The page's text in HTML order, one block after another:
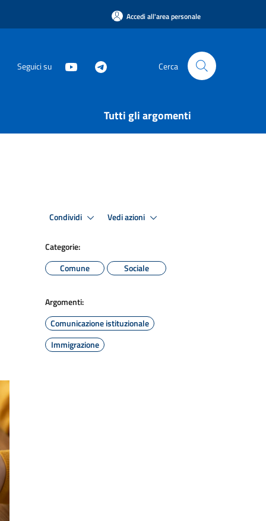
Accedi all'area personale
Seguici su Cerca
Tutti gli argomenti
Condividi Vedi azioni
Categorie:
Comune
Sociale
Argomenti:
Comunicazione istituzionale
Immigrazione